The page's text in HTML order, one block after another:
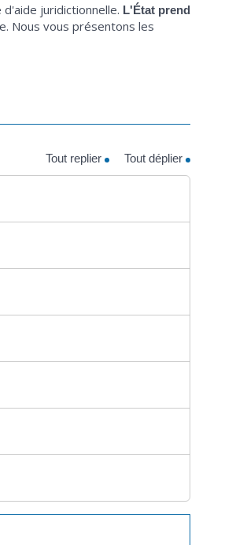
juridictionnelle. L'État prend
Nous vous présentons les
Tout replier Tout déplier